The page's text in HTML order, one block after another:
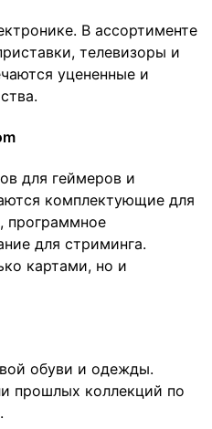
В ассортименте
телевизоры и
уцененные и
для геймеров и
комплектующие для
программное
для стриминга.
картами, но и
обуви и одежды.
прошлых коллекций по